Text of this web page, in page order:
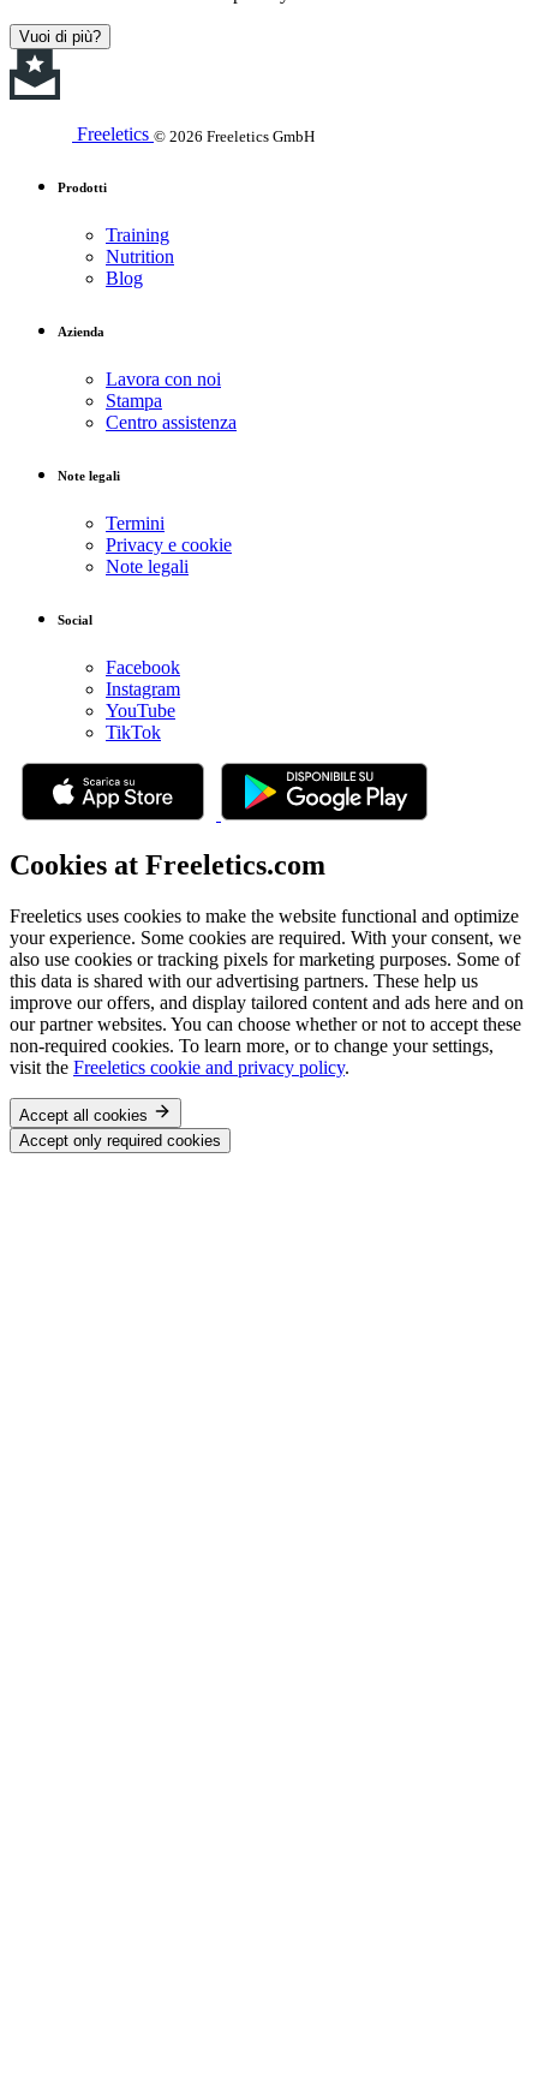
Vuoi di più?
Freeletics © 2026 Freeletics GmbH
Prodotti
Training
Nutrition
Blog
Azienda
Lavora con noi
Stampa
Centro assistenza
Note legali
Termini
Privacy e cookie
Note legali
Social
Facebook
Instagram
YouTube
TikTok
Cookies at Freeletics.com
Freeletics uses cookies to make the website functional and optimize
your experience. Some cookies are required. With your consent, we
also use cookies or tracking pixels for marketing purposes. Some of
this data is shared with our advertising partners. These help us
improve our offers, and display tailored content and ads here and on
our partner websites. You can choose whether or not to accept these
non-required cookies. To learn more, or to change your settings,
visit the Freeletics cookie and privacy policy.
Accept all cookies
Accept only required cookies